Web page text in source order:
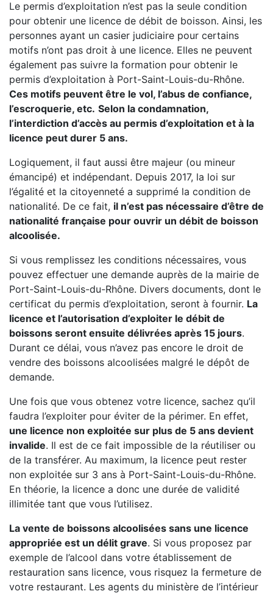
Le permis d’exploitation n’est pas la seule condition
pour obtenir une licence de débit de boisson. Ainsi, les
personnes ayant un casier judiciaire pour certains
motifs n’ont pas droit à une licence. Elles ne peuvent
également pas suivre la formation pour obtenir le
permis d’exploitation à Port-Saint-Louis-du-Rhône.
Ces motifs peuvent être le vol, l’abus de confiance,
l’escroquerie, etc. Selon la condamnation,
l’interdiction d’accès au permis d’exploitation et à la
licence peut durer 5 ans.
Logiquement, il faut aussi être majeur (ou mineur
émancipé) et indépendant. Depuis 2017, la loi sur
l’égalité et la citoyenneté a supprimé la condition de
nationalité. De ce fait, il n’est pas nécessaire d’être de
nationalité française pour ouvrir un débit de boisson
alcoolisée.
Si vous remplissez les conditions nécessaires, vous
pouvez effectuer une demande auprès de la mairie de
Port-Saint-Louis-du-Rhône. Divers documents, dont le
certificat du permis d’exploitation, seront à fournir. La
licence et l’autorisation d’exploiter le débit de
boissons seront ensuite délivrées après 15 jours.
Durant ce délai, vous n’avez pas encore le droit de
vendre des boissons alcoolisées malgré le dépôt de
demande.
Une fois que vous obtenez votre licence, sachez qu’il
faudra l’exploiter pour éviter de la périmer. En effet,
une licence non exploitée sur plus de 5 ans devient
invalide. Il est de ce fait impossible de la réutiliser ou
de la transférer. Au maximum, la licence peut rester
non exploitée sur 3 ans à Port-Saint-Louis-du-Rhône.
En théorie, la licence a donc une durée de validité
illimitée tant que vous l’utilisez.
La vente de boissons alcoolisées sans une licence
appropriée est un délit grave. Si vous proposez par
exemple de l’alcool dans votre établissement de
restauration sans licence, vous risquez la fermeture de
votre restaurant. Les agents du ministère de l’intérieur